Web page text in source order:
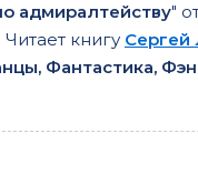
адмиралтейству"
книгу Сергей
Фантастика,